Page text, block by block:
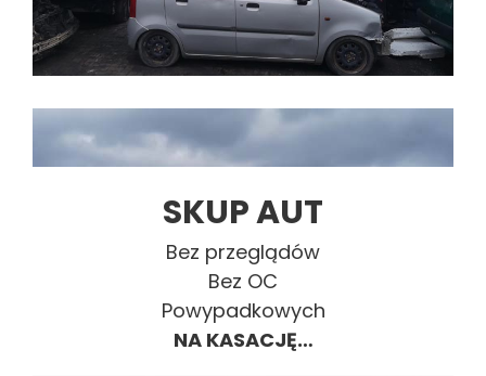
SKUP AUT
Bez przeglądów
Bez OC
Powypadkowych
NA KASACJĘ…